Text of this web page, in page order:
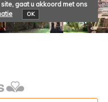
gaat u akkoord met ons
OK